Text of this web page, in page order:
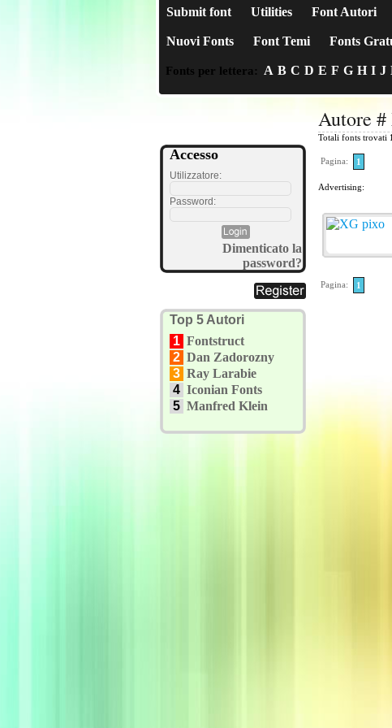
Submit font Utilities Font Autori
Nuovi Fonts Font Temi Fonts
Fonts per lettera: A B C D E F G H I J
Accesso
Utilizzatore:
Password:
Dimenticato la
password?
Top 5 Autori
1 Fontstruct
2 Dan Zadorozny
3 Ray Larabie
4 Iconian Fonts
5 Manfred Klein
Autore
Totali fonts trovati 1
Pagina: 1
Advertising:
Pagina: 1